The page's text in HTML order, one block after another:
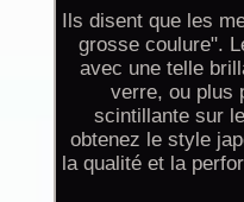
Ils disent que les
grosse coulure".
avec une telle
verre, ou plus
scintillante sur
obtenez le style
la qualité et la